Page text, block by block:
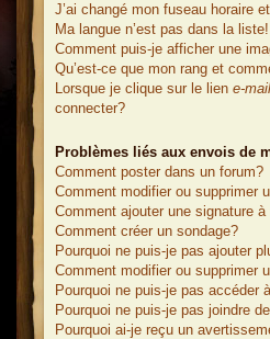
J’ai changé mon fuseau horaire
Ma langue n’est pas dans la liste!
Comment puis-je afficher une
Qu’est-ce que mon rang et
Lorsque je clique sur le lien e-mail
connecter?
Problèmes liés aux envois de
Comment poster dans un forum?
Comment modifier ou supprimer
Comment ajouter une signature
Comment créer un sondage?
Pourquoi ne puis-je pas ajouter
Comment modifier ou supprimer
Pourquoi ne puis-je pas accéder
Pourquoi ne puis-je pas joindre
Pourquoi ai-je reçu un